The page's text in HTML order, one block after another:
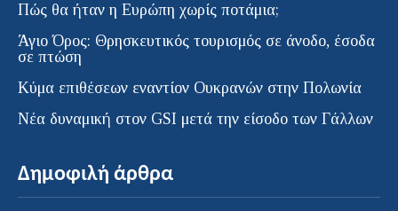
Πώς θα ήταν η Ευρώπη χωρίς ποτάμια;
Άγιο Όρος: Θρησκευτικός τουρισμός σε άνοδο, έσοδα
σε πτώση
Κύμα επιθέσεων εναντίον Ουκρανών στην Πολωνία
Νέα δυναμική στον GSI μετά την είσοδο των Γάλλων
Δημοφιλή άρθρα